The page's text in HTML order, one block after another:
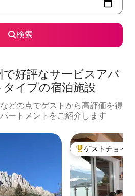
検索
好評なサービスアパ
イプの宿泊施設
どの点でゲストから高評価を得
ートメントをご紹介します
す。 大好評のゲスト
ゲストチョイス